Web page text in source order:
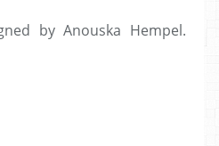
by Anouska Hempel.